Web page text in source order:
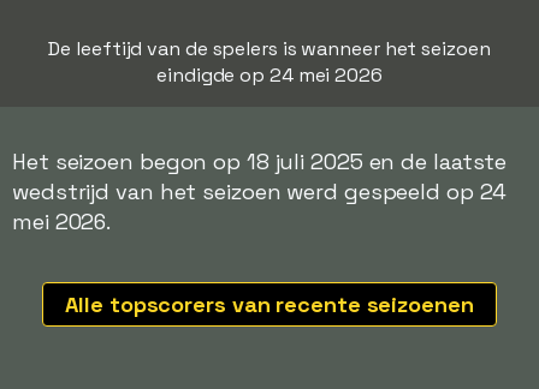
De leeftijd van de spelers is wanneer het seizoen
eindigde op 24 mei 2026
Het seizoen begon op 18 juli 2025 en de laatste
wedstrijd van het seizoen werd gespeeld op 24
mei 2026.
Alle topscorers van recente seizoenen